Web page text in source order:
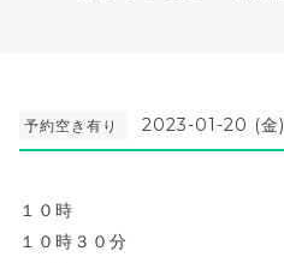
予約空き有り 2023-01-20 (金)
１０時
１０時３０分